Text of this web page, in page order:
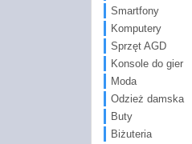
Smartfony
Komputery
Sprzęt AGD
Konsole do gier
Moda
Odzież damska
Buty
Biżuteria